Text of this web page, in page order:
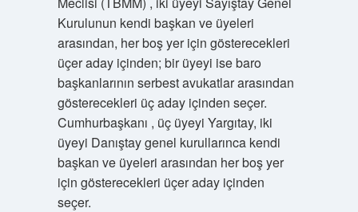
Kurulunun kendi başkan ve üyeleri
arasından, her boş yer için gösterecekleri
üçer aday içinden; bir üyeyi ise baro
başkanlarının serbest avukatlar arasından
gösterecekleri üç aday içinden seçer.
Cumhurbaşkanı , üç üyeyi Yargıtay, iki
üyeyi Danıştay genel kurullarınca kendi
başkan ve üyeleri arasından her boş yer
için gösterecekleri üçer aday içinden
seçer.